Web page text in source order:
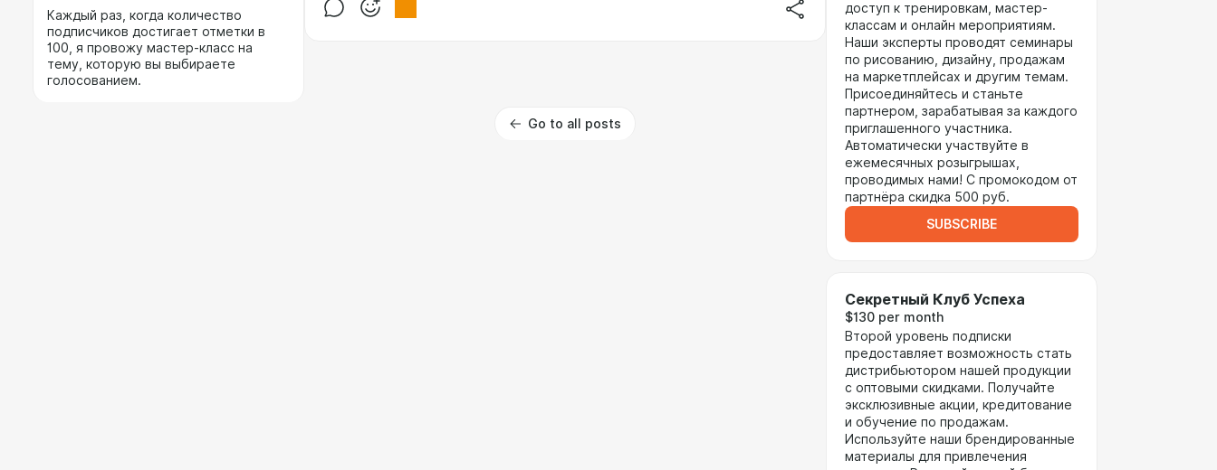
Каждый раз, когда количество
подписчиков достигает отметки в
100, я провожу мастер-класс на
тему, которую вы выбираете
голосованием.
Go to all posts
доступ к тренировкам, мастер-
классам и онлайн мероприятиям.
Наши эксперты проводят семинары
по рисованию, дизайну, продажам
на маркетплейсах и другим темам.
Присоединяйтесь и станьте
партнером, зарабатывая за каждого
приглашенного участника.
Автоматически участвуйте в
ежемесячных розыгрышах,
проводимых нами! С промокодом от
партнёра скидка 500 руб.
SUBSCRIBE
Секретный Клуб Успеха
$130 per month
Второй уровень подписки
предоставляет возможность стать
дистрибьютором нашей продукции
с оптовыми скидками. Получайте
эксклюзивные акции, кредитование
и обучение по продажам.
Используйте наши брендированные
материалы для привлечения